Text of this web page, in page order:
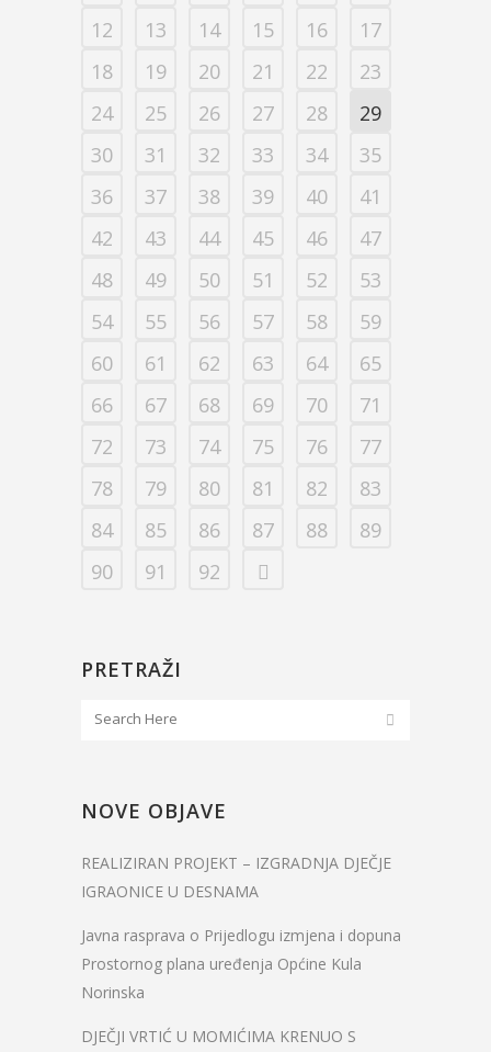
12
13 14 15 16
17
18
19 20 21 22
23
24
25 26 27 28
29
30
31 32 33 34
35
36
37 38 39 40
41
42
43 44 45 46
47
48
49 50 51 52
53
54
55 56 57 58
59
60
61 62 63 64
65
66
67 68 69 70
71
72
73 74 75 76
77
78
79 80 81 82
83
84
85 86 87 88
89
90
91 92
PRETRAŽI
NOVE OBJAVE
REALIZIRAN PROJEKT – IZGRADNJA DJEČJE
IGRAONICE U DESNAMA
Javna rasprava o Prijedlogu izmjena i dopuna
Prostornog plana uređenja Općine Kula
Norinska
DJEČJI VRTIĆ U MOMIĆIMA KRENUO S